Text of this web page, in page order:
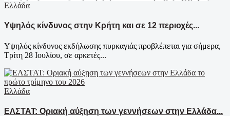
Ελλάδα
Υψηλός κίνδυνος στην Κρήτη και σε 12 περιοχές...
Υψηλός κίνδυνος εκδήλωσης πυρκαγιάς προβλέπεται για σήμερα,
Τρίτη 28 Ιουλίου, σε αρκετές...
Ελλάδα
ΕΛΣΤΑΤ: Οριακή αύξηση των γεννήσεων στην Ελλάδα...